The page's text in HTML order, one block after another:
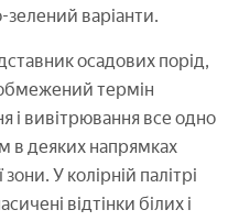
зелений варіанти.
осадових порід,
термін
і вивітрювання все одно
в деяких напрямках
У колірній палітрі
відтінки білих і